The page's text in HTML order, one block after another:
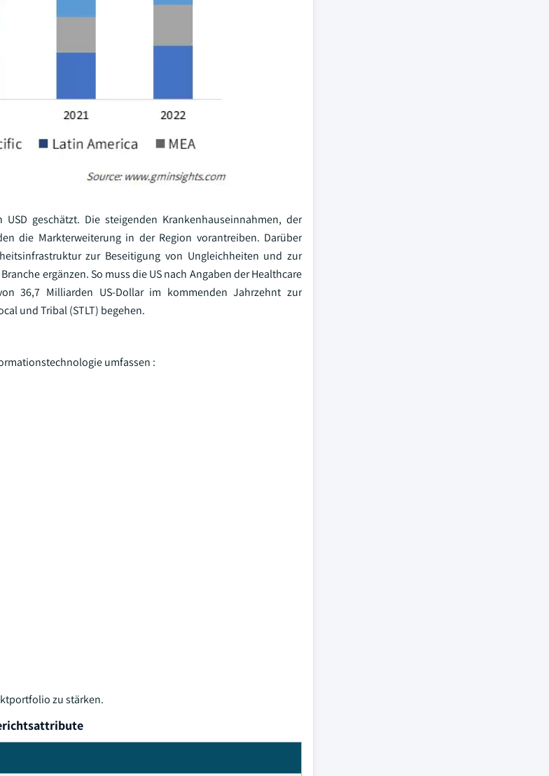
geschätzt. Die steigenden Krankenhauseinnahmen, der
die Markterweiterung in der Region vorantreiben. Darüber
zur Beseitigung von Ungleichheiten und zur
ergänzen. So muss die US nach Angaben der Healthcare
36,7 Milliarden US-Dollar im kommenden Jahrzehnt zur
und Tribal (STLT) begehen.
umfassen :
zu stärken.